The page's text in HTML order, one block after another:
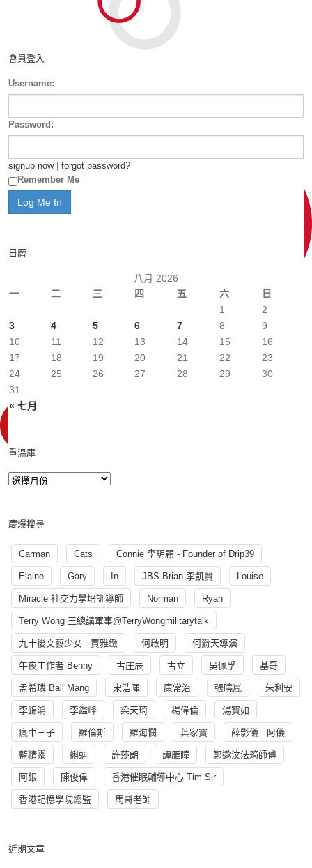
會員登入
Username:
Password:
signup now| forgot password?
Remember Me
日曆
八月 2026
一
二 三 四 五 六 日
« 七月
1
2
3
4 5 6 7 8
9
10
11 12 13 14 15
16
17
18 19 20 21 22
23
24
25 26 27 28 29
30
31
重溫庫
慶爆搜尋
Carman Cats Connie 李玥穎 - Founder of Drip39
Elaine Gary In JBS Brian 李凱賢 Louise
Miracle 社交力學培訓導師 Norman Ryan
Terry Wong 王總講軍事@TerryWongmilitarytalk
九十後文藝少女 - 賈雅緻 何啟明 何爵天導演
午夜工作者 Benny 古庄辰 古立 吳佩孚 基哥
孟希璘 Ball Mang 宋浩暉 康常治 張曉嵐 朱利安
李錦鴻 李鑑峰 梁天琦 楊偉倫 湯寳如
瘋中三子 羅倫斯 羅海憫 葉家寶 薛影儀 - 阿儀
藍精靈 蝌蚪 許莎朗 譚雁瞳 鄭遨汶法筠師傅
阿銀 陳俊偉 香港催眠輔導中心 Tim Sir
香港記憶學院總監 馬哥老師
近期文章